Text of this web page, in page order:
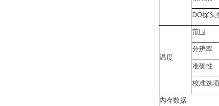
DO探头
温度
范围
分辨率
准确性
校准选项
内存数据